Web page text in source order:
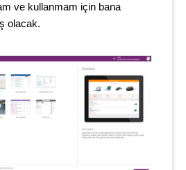
ve kullanmam için bana
olacak.